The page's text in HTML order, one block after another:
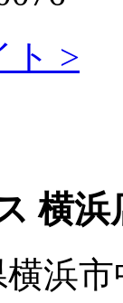
ト >
横浜
浜